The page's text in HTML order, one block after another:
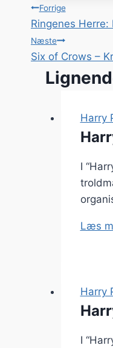
Forrige
Ringenes Herre:
Næste
Six of Crows –
Harry
I
Læs
Harry
I